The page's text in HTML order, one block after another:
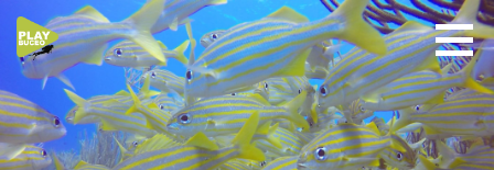
Saltar
contenido
PlayBuceo